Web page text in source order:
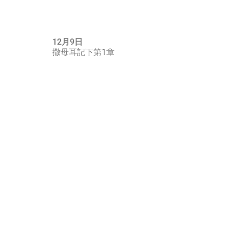
12月9日
撒母耳記下第1章